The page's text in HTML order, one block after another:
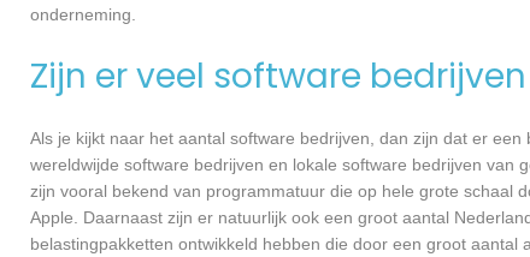
onderneming.
Zijn er veel software
Als je kijkt naar het aantal software bedrijven, dan zijn dat er
wereldwijde software bedrijven en lokale software bedrijven van
zijn vooral bekend van programmatuur die op hele grote schaal
Apple. Daarnaast zijn er natuurlijk ook een groot aantal
belastingpakketten ontwikkeld hebben die door een groot aantal